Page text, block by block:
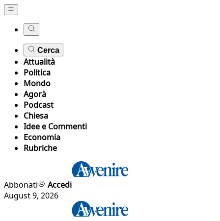
Cerca
Attualità
Politica
Mondo
Agorà
Podcast
Chiesa
Idee e Commenti
Economia
Rubriche
Abbonati
Accedi
August 9, 2026